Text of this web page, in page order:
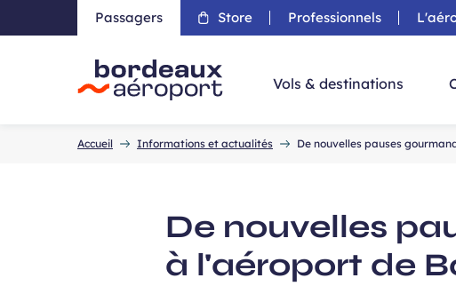
Aller au
Passagers Store Professionnels
Vols & destinations
Accueil Informations et actualités De nouvelles pauses
De nouvelles
à l'aéroport de